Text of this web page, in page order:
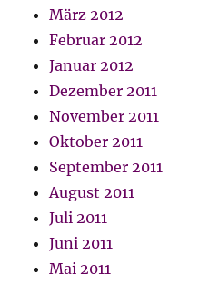
März 2012
Februar 2012
Januar 2012
Dezember 2011
November 2011
Oktober 2011
September 2011
August 2011
Juli 2011
Juni 2011
Mai 2011